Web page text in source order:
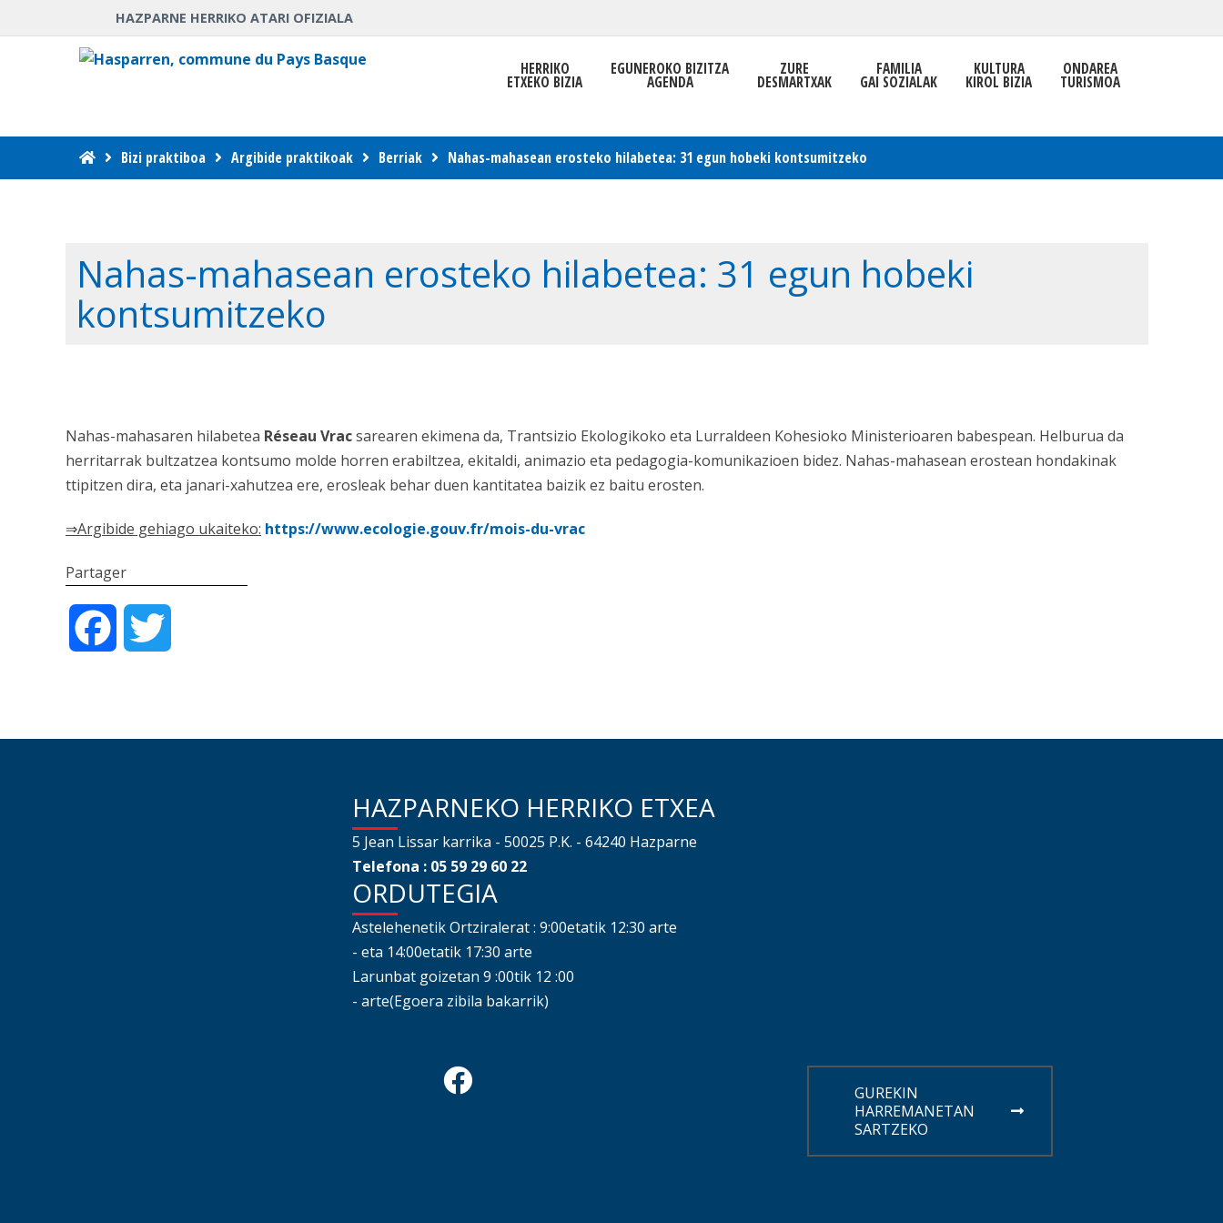
HAZPARNE HERRIKO ATARI OFIZIALA
HERRIKO
ETXEKO BIZIA
EGUNEROKO BIZITZA
AGENDA
ZURE
DESMARTXAK
FAMILIA
GAI SOZIALAK
KULTURA
KIROL BIZIA
ONDAREA
TURISMOA
Bizi praktiboa Argibide praktikoak Berriak Nahas-mahasean erosteko hilabetea: 31 egun hobeki kontsumitzeko
Nahas-mahasean erosteko hilabetea: 31 egun hobeki
kontsumitzeko
Nahas-mahasaren hilabetea Réseau Vracsarearen ekimena da, Trantsizio Ekologikoko eta Lurraldeen Kohesioko Ministerioaren babespean. Helburua da
herritarrak bultzatzea kontsumo molde horren erabiltzea, ekitaldi, animazio eta pedagogia-komunikazioen bidez. Nahas-mahasean erostean hondakinak
ttipitzen dira, eta janari-xahutzea ere, erosleak behar duen kantitatea baizik ez baitu erosten.
⇒Argibide gehiago ukaiteko: https://www.ecologie.gouv.fr/mois-du-vrac
Partager
Facebook
HAZPARNEKO HERRIKO ETXEA
5 Jean Lissar karrika - 50025 P.K. - 64240 Hazparne
Telefona : 05 59 29 60 22
ORDUTEGIA
Astelehenetik Ortziralerat : 9:00etatik 12:30 arte
- eta 14:00etatik 17:30 arte
Larunbat goizetan 9 :00tik 12 :00
- arte(Egoera zibila bakarrik)
GUREKIN
HARREMANETAN
SARTZEKO